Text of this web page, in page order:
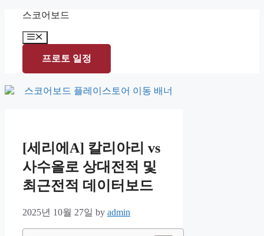
content
스코어보드
Menu
프로토 일정
[세리에A] 칼리아리 vs
사수올로 상대전적 및
최근전적 데이터보드
2025년 10월 27일 by admin